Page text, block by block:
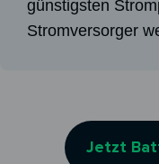
günstigsten
Stromversorger
Jetzt